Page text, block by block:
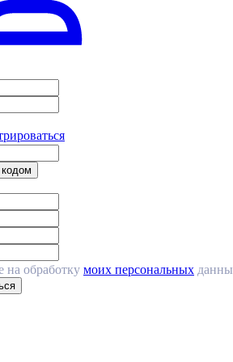
на обработку моих персональных